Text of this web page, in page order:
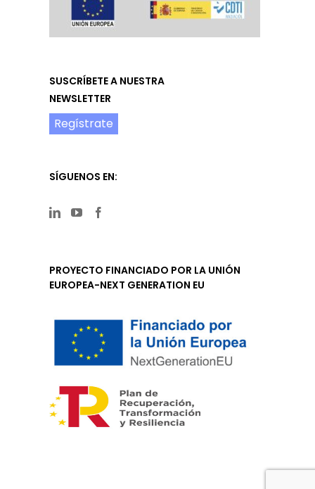
SUSCRÍBETE A NUESTRA
NEWSLETTER
Regístrate
SÍGUENOS EN:
PROYECTO FINANCIADO POR LA UNIÓN
EUROPEA-NEXT GENERATION EU